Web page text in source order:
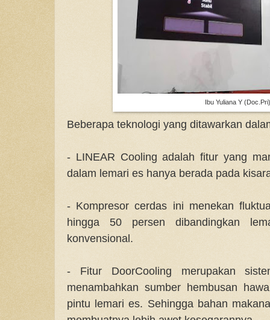
Ibu Yuliana Y
Beberapa teknologi yang ditawarkan
- LINEAR Cooling adalah fitur yang
dalam lemari es hanya berada pada
- Kompresor cerdas ini menekan
hingga 50 persen dibandingkan
konvensional.
- Fitur DoorCooling merupakan
menambahkan sumber hembusan
pintu lemari es. Sehingga bahan